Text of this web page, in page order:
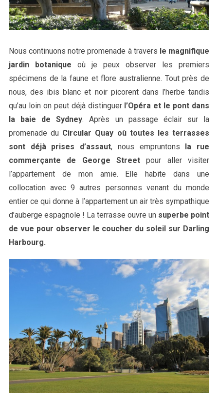
Nous continuons notre promenade à travers le magnifique
jardin botanique où je peux observer les premiers
spécimens de la faune et flore australienne. Tout près de
nous, des ibis blanc et noir picorent dans l’herbe tandis
qu’au loin on peut déjà distinguer l’Opéra et le pont dans
la baie de Sydney. Après un passage éclair sur la
promenade du Circular Quay où toutes les terrasses
sont déjà prises d’assaut, nous empruntons la rue
commerçante de George Street pour aller visiter
l’appartement de mon amie. Elle habite dans une
collocation avec 9 autres personnes venant du monde
entier ce qui donne à l’appartement un air très sympathique
d’auberge espagnole ! La terrasse ouvre un superbe point
de vue pour observer le coucher du soleil sur Darling
Harbourg.